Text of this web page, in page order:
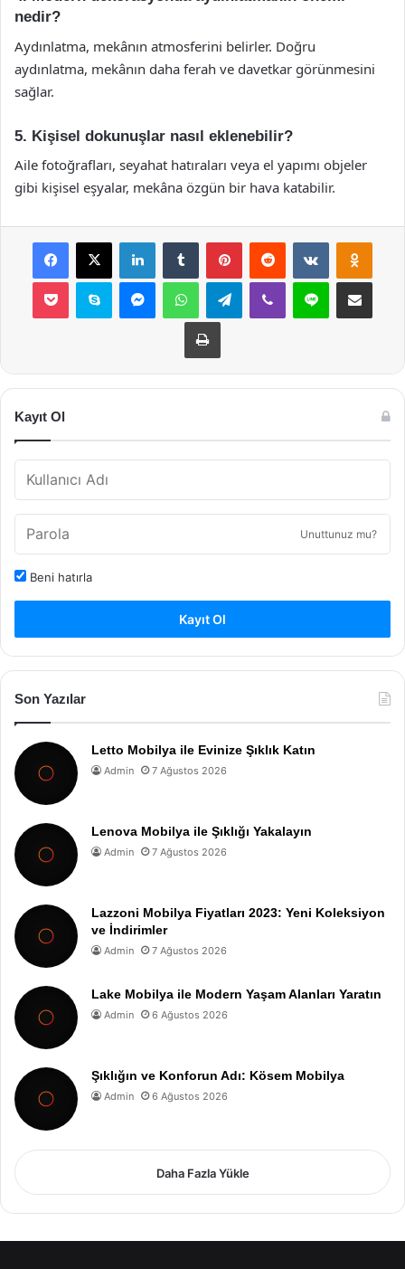
nedir?
Aydınlatma, mekânın atmosferini belirler. Doğru
aydınlatma, mekânın daha ferah ve davetkar görünmesini
sağlar.
5. Kişisel dokunuşlar nasıl eklenebilir?
Aile fotoğrafları, seyahat hatıraları veya el yapımı objeler
gibi kişisel eşyalar, mekâna özgün bir hava katabilir.
Facebook
X LinkedInTumblr PinterestReddit VKontakte
Pocket Skype MessengerWhatsAppTelegramViber Line E-Posta ile
Yazdır
Kayıt Ol
Unuttunuz mu?
Beni hatırla
Kayıt Ol
Son Yazılar
Letto Mobilya ile Evinize Şıklık Katın
Admin 7 Ağustos 2026
Lenova Mobilya ile Şıklığı Yakalayın
Admin 7 Ağustos 2026
Lazzoni Mobilya Fiyatları 2023: Yeni Koleksiyon
ve İndirimler
Admin 7 Ağustos 2026
Lake Mobilya ile Modern Yaşam Alanları Yaratın
Admin 6 Ağustos 2026
Şıklığın ve Konforun Adı: Kösem Mobilya
Admin 6 Ağustos 2026
Daha Fazla Yükle